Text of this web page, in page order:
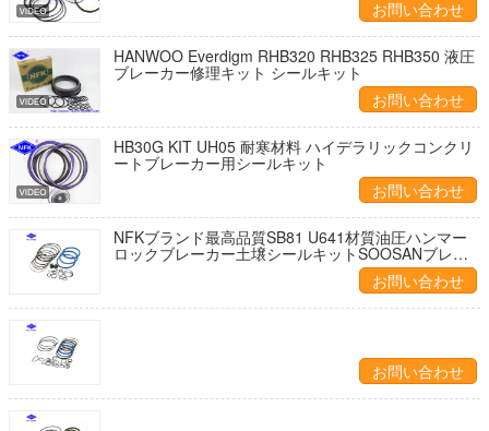
お問い合わせ
HANWOO Everdigm RHB320 RHB325 RHB350 液圧
ブレーカー修理キット シールキット
お問い合わせ
HB30G KIT UH05 耐寒材料 ハイデラリックコンクリ
ートブレーカー用シールキット
お問い合わせ
NFKブランド最高品質SB81 U641材質油圧ハンマー
ロックブレーカー土壌シールキットSOOSANブレー
お問い合わせ
お問い合わせ